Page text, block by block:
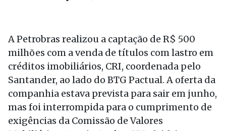
A Petrobras realizou a captação de R$ 500
milhões com a venda de títulos com lastro em
créditos imobiliários, CRI, coordenada pelo
Santander, ao lado do BTG Pactual. A oferta da
companhia estava prevista para sair em junho,
mas foi interrompida para o cumprimento de
exigências da Comissão de Valores